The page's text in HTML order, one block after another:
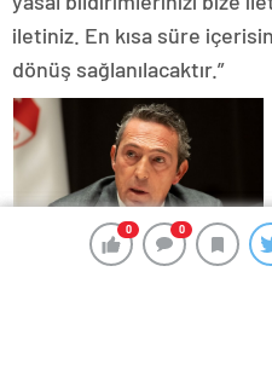
0 0
0 0
iletiniz. En kısa süre
dönüş sağlanılacaktır.”
Ali Koç’tan ‘yapı’ vurgusu